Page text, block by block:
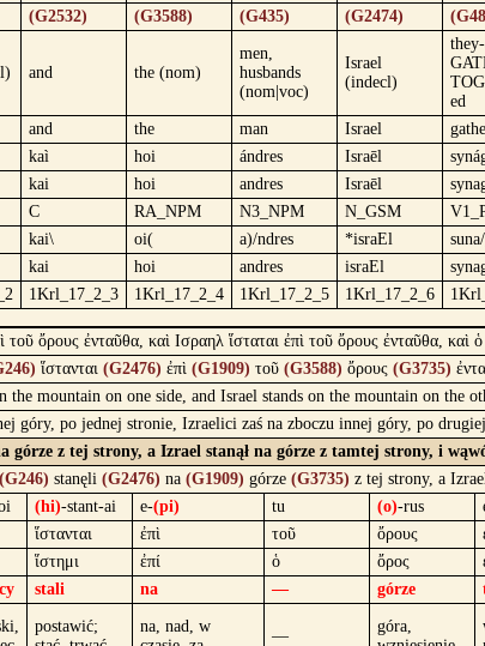
(G2532) (G3588) (G435) (G2474)
and the (nom)
men,
husbands
(nom|voc)
Israel
(indecl)
ed
and the man Israel
kaì hoi ándres Israēl
kai hoi andres Israēl
C RA_NPM N3_NPM N_GSM
kai\ oi( a)/ndres *israEl
kai hoi andres israEl
1Krl_17_2_3 1Krl_17_2_4 1Krl_17_2_5 1Krl_17_2_6
τοῦ ὄρους ἐνταῦθα, καὶ Ισραηλ ἵσταται ἐπὶ τοῦ ὄρους ἐνταῦθα,
ἵστανται (G2476) ἐπὶ (G1909) τοῦ (G3588) ὄρους (G3735)
the mountain on one side, and Israel stands on the mountain on the
góry, po jednej stronie, Izraelici zaś na zboczu innej góry, po
górze z tej strony, a Izrael stanął na górze z tamtej strony, i
(G246) stanęli (G2476) na (G1909) górze (G3735) z tej strony, a
(hi)-stant-ai e-(pi) tu (o)-rus
ἵστανται ἐπὶ τοῦ ὄρους
ἵστημι ἐπί ὁ ὄρος
stali na — górze
postawić;
na, nad, w
—
góra,